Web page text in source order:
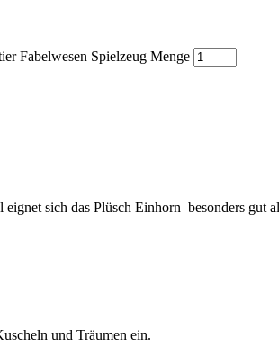
Fabelwesen Spielzeug Menge
sich das Plüsch Einhorn besonders
und Träumen ein.